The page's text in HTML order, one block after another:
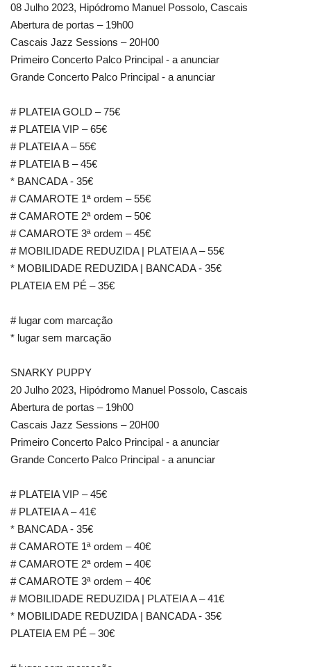
08 Julho 2023, Hipódromo Manuel Possolo, Cascais
Abertura de portas – 19h00
Cascais Jazz Sessions – 20H00
Primeiro Concerto Palco Principal - a anunciar
Grande Concerto Palco Principal - a anunciar
# PLATEIA GOLD – 75€
# PLATEIA VIP – 65€
# PLATEIA A – 55€
# PLATEIA B – 45€
* BANCADA - 35€
# CAMAROTE 1ª ordem – 55€
# CAMAROTE 2ª ordem – 50€
# CAMAROTE 3ª ordem – 45€
# MOBILIDADE REDUZIDA | PLATEIA A – 55€
* MOBILIDADE REDUZIDA | BANCADA - 35€
PLATEIA EM PÉ – 35€
# lugar com marcação
* lugar sem marcação
SNARKY PUPPY
20 Julho 2023, Hipódromo Manuel Possolo, Cascais
Abertura de portas – 19h00
Cascais Jazz Sessions – 20H00
Primeiro Concerto Palco Principal - a anunciar
Grande Concerto Palco Principal - a anunciar
# PLATEIA VIP – 45€
# PLATEIA A – 41€
* BANCADA - 35€
# CAMAROTE 1ª ordem – 40€
# CAMAROTE 2ª ordem – 40€
# CAMAROTE 3ª ordem – 40€
# MOBILIDADE REDUZIDA | PLATEIA A – 41€
* MOBILIDADE REDUZIDA | BANCADA - 35€
PLATEIA EM PÉ – 30€